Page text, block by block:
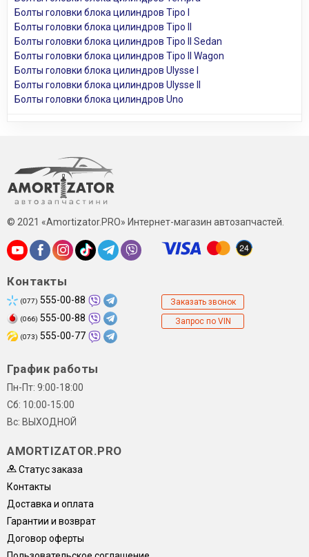
Болты головки блока цилиндров Tipo I
Болты головки блока цилиндров Tipo II
Болты головки блока цилиндров Tipo II Sedan
Болты головки блока цилиндров Tipo II Wagon
Болты головки блока цилиндров Ulysse I
Болты головки блока цилиндров Ulysse II
Болты головки блока цилиндров Uno
© 2021 «Amortizator.PRO» Интернет-магазин автозапчастей.
Контакты
(077) 555-00-88
(066) 555-00-88
(073) 555-00-77
Заказать звонок
Запрос по VIN
График работы
Пн-Пт: 9:00-18:00
Сб: 10:00-15:00
Вс: ВЫХОДНОЙ
AMORTIZATOR.PRO
Статус заказа
Контакты
Доставка и оплата
Гарантии и возврат
Договор оферты